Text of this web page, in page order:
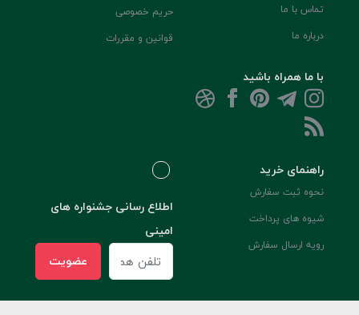
تماس با ما
درباره ما
با ما همراه باشید
حریم خصوصی
قوانین و مقررات
راهنمای خرید
نحوه ثبت سفارش
شیوه های پرداخت
رویه ارسال سفارش
اطلاع رسانی جشنواره های
امینی
عضویت